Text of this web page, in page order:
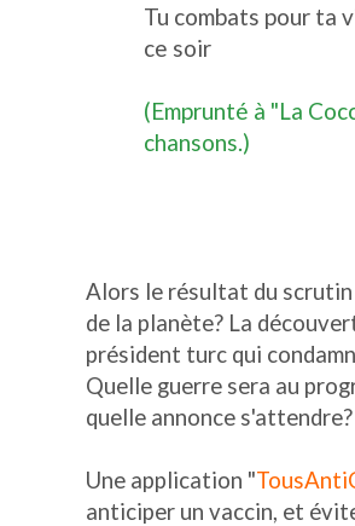
Tu combats pour ta
ce soir
(Emprunté à "La
chansons.)
Alors le résultat du
de la planète? La
président turc qui
Quelle guerre sera au
quelle annonce s'attendre?
Une application "
anticiper un vaccin, et